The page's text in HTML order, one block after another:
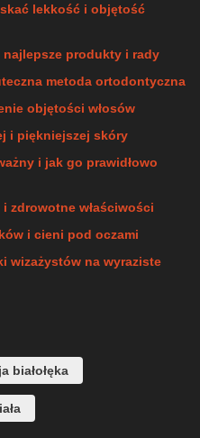
lekkość i objętość
produkty i rady
metoda ortodontyczna
objętości włosów
i piękniejszej skóry
i jak go prawidłowo
zdrowotne właściwości
i cieni pod oczami
wizażystów na wyraziste
białołęka